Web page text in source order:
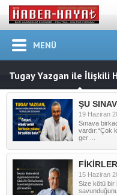
MENÜ
Tugay Yazgan ile İlişkili
ŞU
19 Haziran
Sınava
vardır:“Çok
ger ...
15 Haziran
Size kötü bir